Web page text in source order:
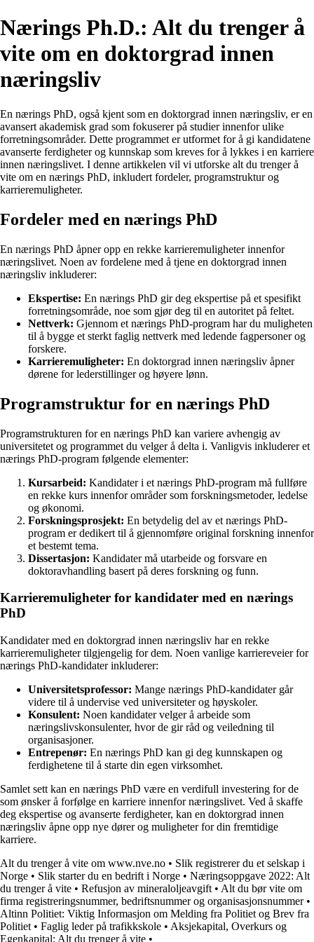
Nærings Ph.D.: Alt du trenger å
vite om en doktorgrad innen
næringsliv
En nærings PhD, også kjent som en doktorgrad innen næringsliv, er en
avansert akademisk grad som fokuserer på studier innenfor ulike
forretningsområder. Dette programmet er utformet for å gi kandidatene
avanserte ferdigheter og kunnskap som kreves for å lykkes i en karriere
innen næringslivet. I denne artikkelen vil vi utforske alt du trenger å
vite om en nærings PhD, inkludert fordeler, programstruktur og
karrieremuligheter.
Fordeler med en nærings PhD
En nærings PhD åpner opp en rekke karrieremuligheter innenfor
næringslivet. Noen av fordelene med å tjene en doktorgrad innen
næringsliv inkluderer:
Ekspertise: En nærings PhD gir deg ekspertise på et spesifikt
forretningsområde, noe som gjør deg til en autoritet på feltet.
Nettverk: Gjennom et nærings PhD-program har du muligheten
til å bygge et sterkt faglig nettverk med ledende fagpersoner og
forskere.
Karrieremuligheter: En doktorgrad innen næringsliv åpner
dørene for lederstillinger og høyere lønn.
Programstruktur for en nærings PhD
Programstrukturen for en nærings PhD kan variere avhengig av
universitetet og programmet du velger å delta i. Vanligvis inkluderer et
nærings PhD-program følgende elementer:
Kursarbeid: Kandidater i et nærings PhD-program må fullføre
en rekke kurs innenfor områder som forskningsmetoder, ledelse
og økonomi.
Forskningsprosjekt: En betydelig del av et nærings PhD-
program er dedikert til å gjennomføre original forskning innenfor
et bestemt tema.
Dissertasjon: Kandidater må utarbeide og forsvare en
doktoravhandling basert på deres forskning og funn.
Karrieremuligheter for kandidater med en nærings
PhD
Kandidater med en doktorgrad innen næringsliv har en rekke
karrieremuligheter tilgjengelig for dem. Noen vanlige karriereveier for
nærings PhD-kandidater inkluderer:
Universitetsprofessor: Mange nærings PhD-kandidater går
videre til å undervise ved universiteter og høyskoler.
Konsulent: Noen kandidater velger å arbeide som
næringslivskonsulenter, hvor de gir råd og veiledning til
organisasjoner.
Entrepenør: En nærings PhD kan gi deg kunnskapen og
ferdighetene til å starte din egen virksomhet.
Samlet sett kan en nærings PhD være en verdifull investering for de
som ønsker å forfølge en karriere innenfor næringslivet. Ved å skaffe
deg ekspertise og avanserte ferdigheter, kan en doktorgrad innen
næringsliv åpne opp nye dører og muligheter for din fremtidige
karriere.
Alt du trenger å vite om www.nve.no • Slik registrerer du et selskap i
Norge • Slik starter du en bedrift i Norge • Næringsoppgave 2022: Alt
du trenger å vite • Refusjon av mineraloljeavgift • Alt du bør vite om
firma registreringsnummer, bedriftsnummer og organisasjonsnummer•
Altinn Politiet: Viktig Informasjon om Melding fra Politiet og Brev fra
Politiet • Faglig leder på trafikkskole • Aksjekapital, Overkurs og
Egenkapital: Alt du trenger å vite •